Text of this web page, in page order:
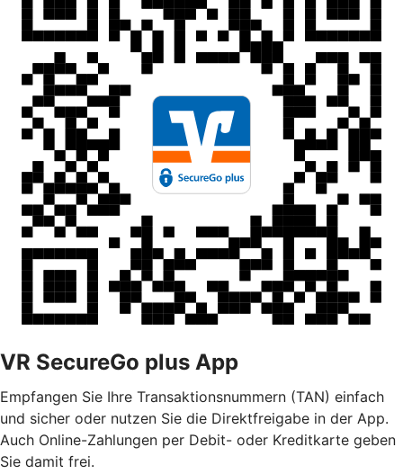
VR SecureGo plus App
Empfangen Sie Ihre Transaktionsnummern (TAN) einfach
und sicher oder nutzen Sie die Direktfreigabe in der App.
Auch Online-Zahlungen per Debit- oder Kreditkarte geben
Sie damit frei.